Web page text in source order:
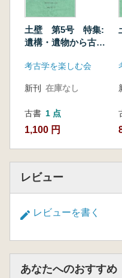
土壁 第5号 特集:
遺構・遺物から古代
考古学を楽しむ会
新刊 在庫なし
古書 1 点
1,100 円
レビュー
レビューを書く
あなたへのおすすめ